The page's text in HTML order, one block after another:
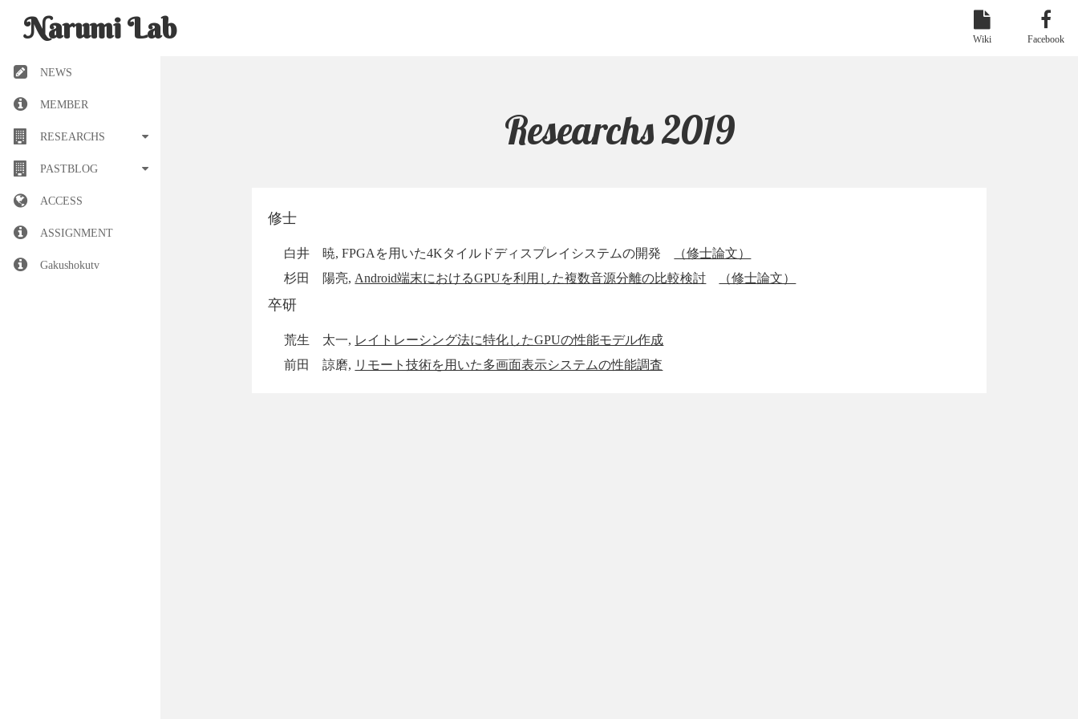
Narumi Lab Wiki Facebook
NEWS
MEMBER
RESEARCHS
PASTBLOG
ACCESS
ASSIGNMENT
Gakushokutv
Researchs 2019
修士
白井 暁, FPGAを用いた4Kタイルドディスプレイシステムの開発
（修士論文）
杉田 陽亮, Android端末におけるGPUを利用した複数音源分離の比較検討 （修士論文）
卒研
荒生 太一, レイトレーシング法に特化したGPUの性能モデル作成
前田 諒磨, リモート技術を用いた多画面表示システムの性能調査